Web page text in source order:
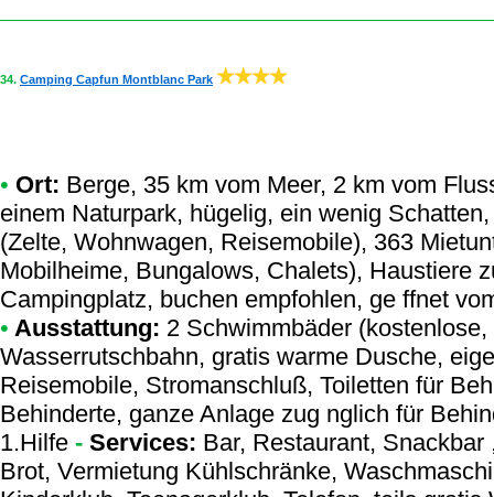
34. Camping Capfun Montblanc Park
• Ort: Berge, 35 km vom Meer, 2 km vom
einem Naturpark, hügelig, ein wenig
(Zelte, Wohnwagen, Reisemobile), 363
Mobilheime, Bungalows, Chalets), Haustiere
Campingplatz, buchen empfohlen, ge ffnet
• Ausstattung: 2 Schwimmbäder
Wasserrutschbahn, gratis warme Dusche,
Reisemobile, Stromanschluß, Toiletten für
Behinderte, ganze Anlage zug nglich für
1.Hilfe - Services: Bar, Restaurant,
Brot, Vermietung Kühlschränke,